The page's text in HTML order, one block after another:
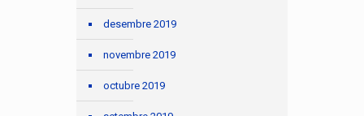
desembre 2019
novembre 2019
octubre 2019